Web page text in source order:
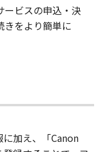
ービスの申込・決
きをより簡単に
加え、「Canon